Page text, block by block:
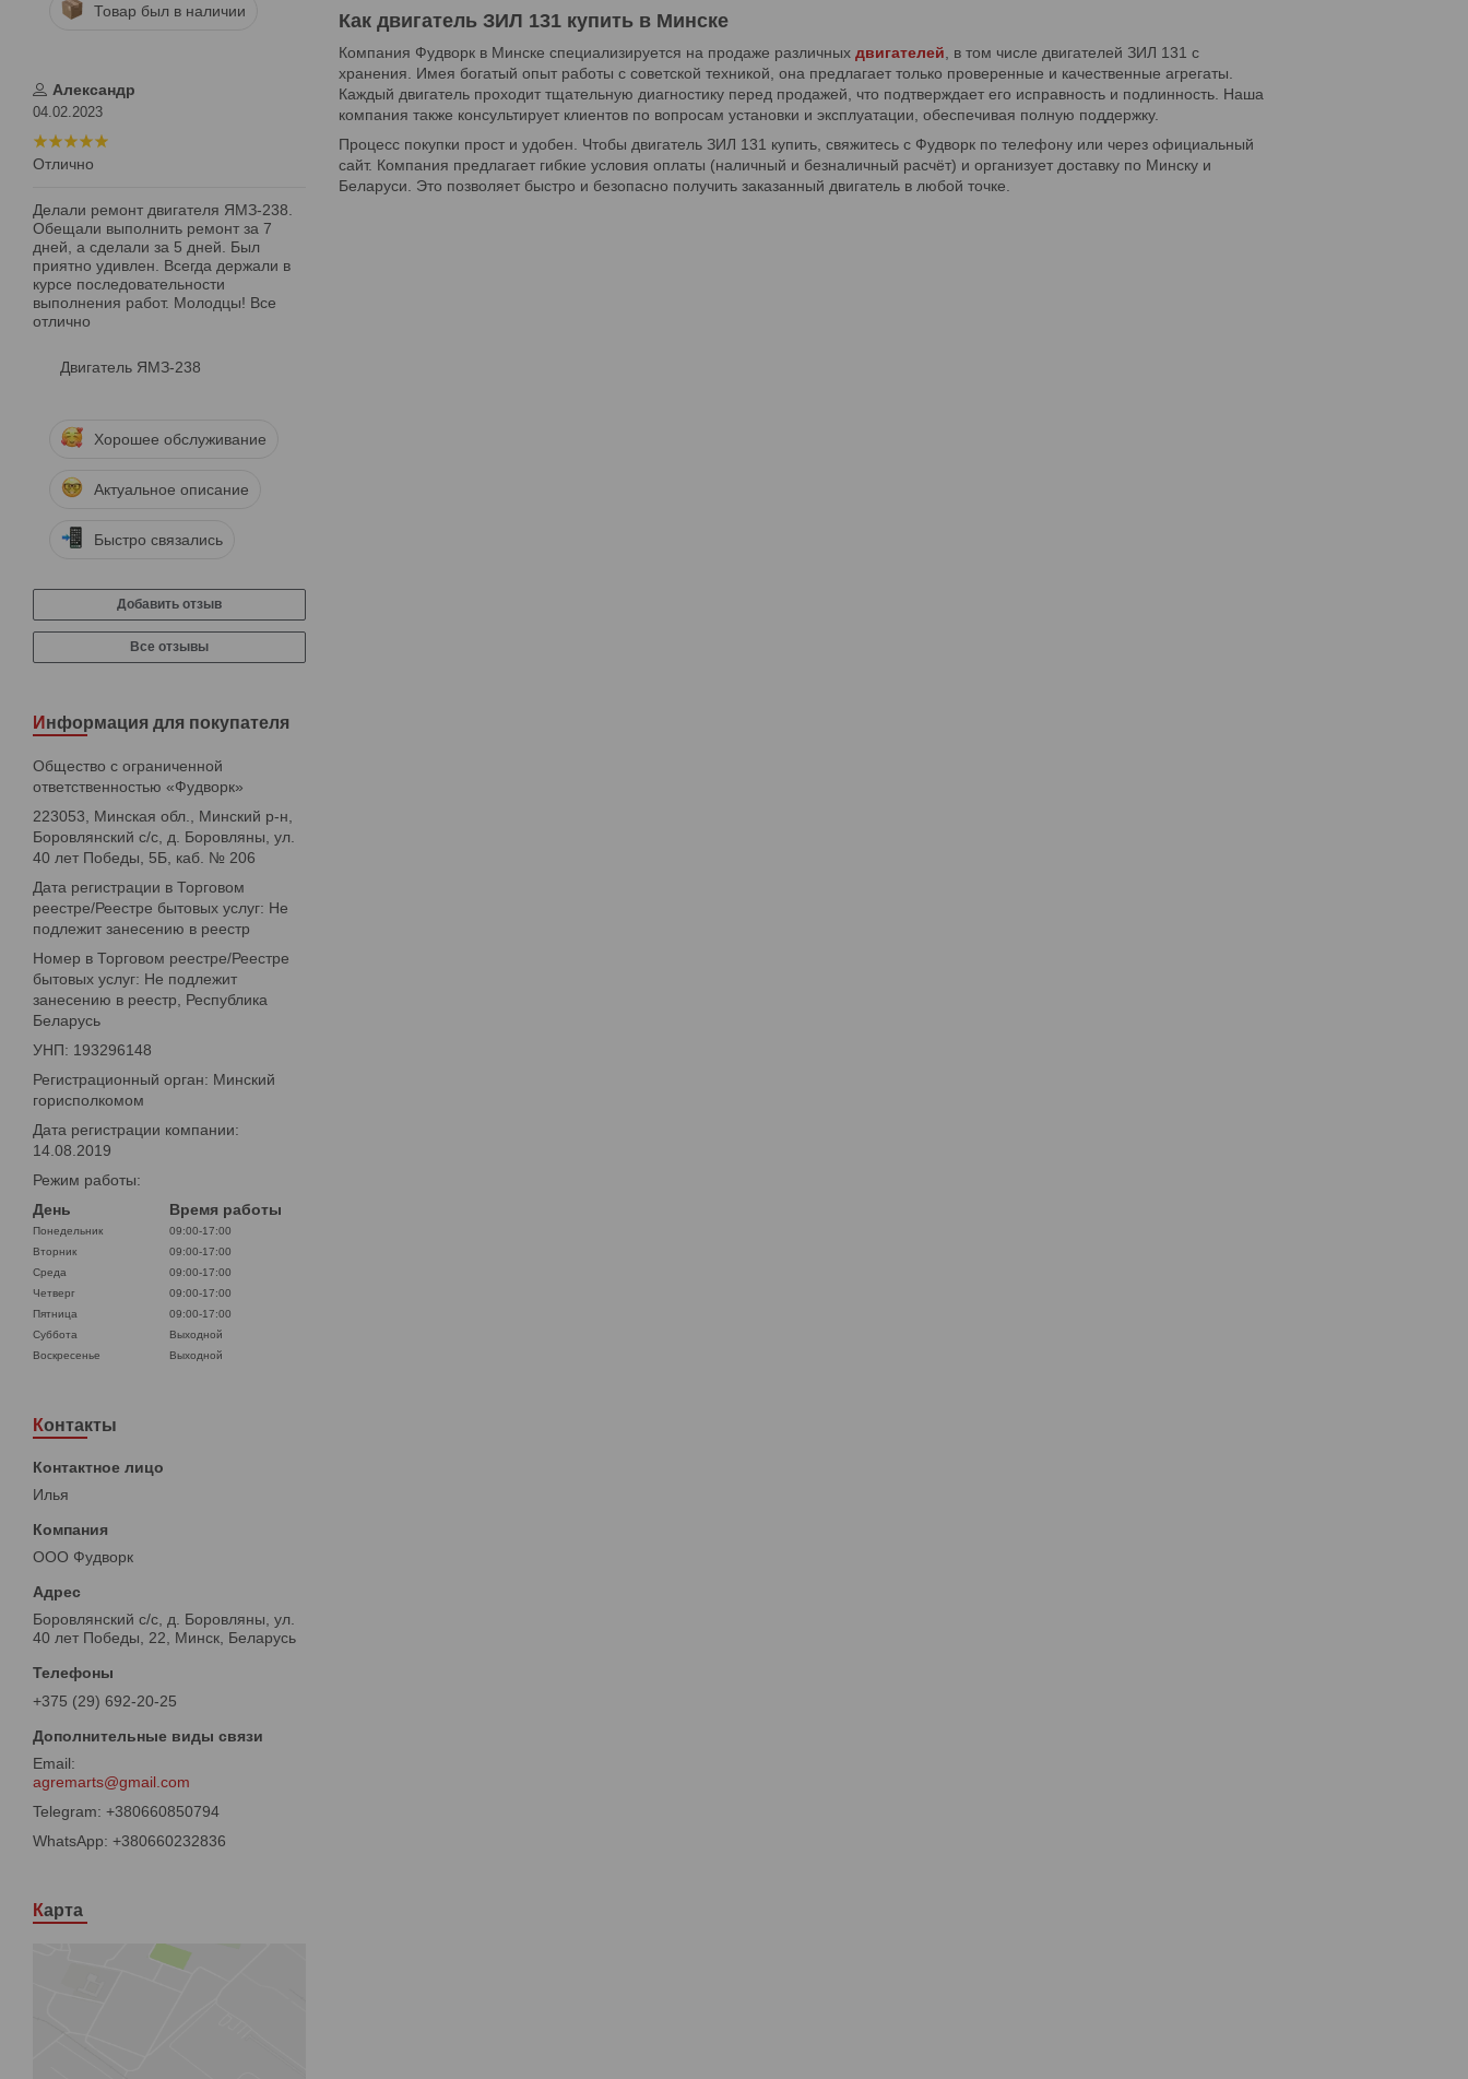
Товар был в наличии
Александр
04.02.2023
Отлично
Делали ремонт двигателя ЯМЗ-238.
Обещали выполнить ремонт за 7
дней, а сделали за 5 дней. Был
приятно удивлен. Всегда держали в
курсе последовательности
выполнения работ. Молодцы! Все
отлично
Двигатель ЯМЗ-238
Хорошее обслуживание
Актуальное описание
Быстро связались
Добавить отзыв
Все отзывы
Информация для покупателя
Общество с ограниченной
ответственностью «Фудворк»
223053, Минская обл., Минский р-н,
Боровлянский с/с, д. Боровляны, ул.
40 лет Победы, 5Б, каб. № 206
Дата регистрации в Торговом
реестре/Реестре бытовых услуг: Не
подлежит занесению в реестр
Номер в Торговом реестре/Реестре
бытовых услуг: Не подлежит
занесению в реестр, Республика
Беларусь
УНП: 193296148
Регистрационный орган: Минский
горисполкомом
Дата регистрации компании:
14.08.2019
Режим работы:
День
Время работы
Понедельник
09:00-17:00
Вторник
09:00-17:00
Среда
09:00-17:00
Четверг
09:00-17:00
Пятница
09:00-17:00
Суббота
Выходной
Воскресенье
Выходной
Контакты
Илья
ООО Фудворк
Боровлянский с/с, д. Боровляны, ул.
40 лет Победы, 22, Минск, Беларусь
+375 (29) 692-20-25
agremarts@gmail.com
+380660850794
+380660232836
Карта
Как двигатель ЗИЛ 131 купить в Минске
Компания Фудворк в Минске специализируется на продаже различных двигателей , в том числе двигателей ЗИЛ 131 с
хранения. Имея богатый опыт работы с советской техникой, она предлагает только проверенные и качественные агрегаты.
Каждый двигатель проходит тщательную диагностику перед продажей, что подтверждает его исправность и подлинность. Наша
компания также консультирует клиентов по вопросам установки и эксплуатации, обеспечивая полную поддержку.
Процесс покупки прост и удобен. Чтобы двигатель ЗИЛ 131 купить, свяжитесь с Фудворк по телефону или через официальный
сайт. Компания предлагает гибкие условия оплаты (наличный и безналичный расчёт) и организует доставку по Минску и
Беларуси. Это позволяет быстро и безопасно получить заказанный двигатель в любой точке.